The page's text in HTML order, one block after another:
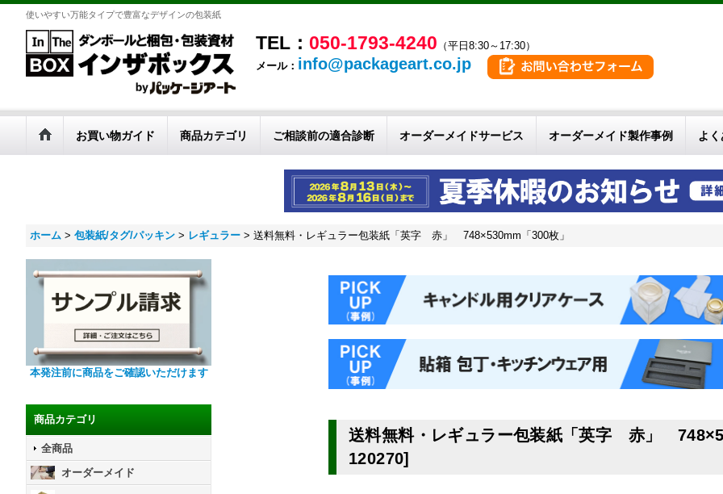
使いやすい万能タイプで豊富なデザインの包装紙
TEL： 050-1793-4240 （平日8:30～17:30）
メール： info@packageart.co.jp
お買い物ガイド 商品カテゴリ ご相談前の適合診断 オーダーメイドサービス オーダーメイド製作事例 よ
ホーム > 包装紙/タグ/パッキン > レギュラー > 送料無料・レギュラー包装紙「英字 赤」 748×530mm「300枚」
本発注前に商品をご確認いただけます
商品カテゴリ
全商品
オーダーメイド
送料無料・レギュラー包装紙「英字 赤」
120270]